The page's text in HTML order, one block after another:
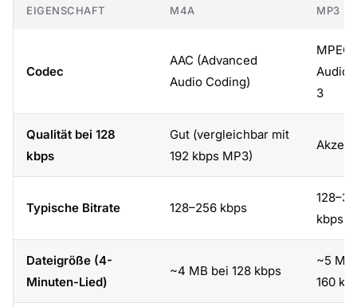
EIGENSCHAFT M4A MP3
Codec
AAC (Advanced
Audio Coding)
MPEG
Audio
3
Qualität bei 128
kbps
Gut (vergleichbar mit
192 kbps MP3)
Typische Bitrate 128–256 kbps
kbps
Dateigröße (4-
Minuten-Lied)
~4 MB bei 128 kbps
~5 MB
160